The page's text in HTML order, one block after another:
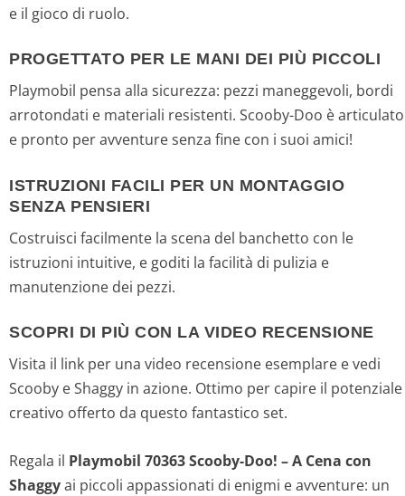
e il gioco di ruolo.
PROGETTATO PER LE MANI DEI PIÙ PICCOLI
Playmobil pensa alla sicurezza: pezzi maneggevoli, bordi
arrotondati e materiali resistenti. Scooby-Doo è articulato
e pronto per avventure senza fine con i suoi amici!
ISTRUZIONI FACILI PER UN MONTAGGIO
SENZA PENSIERI
Costruisci facilmente la scena del banchetto con le
istruzioni intuitive, e goditi la facilità di pulizia e
manutenzione dei pezzi.
SCOPRI DI PIÙ CON LA VIDEO RECENSIONE
Visita il link per una video recensione esemplare e vedi
Scooby e Shaggy in azione. Ottimo per capire il potenziale
creativo offerto da questo fantastico set.
Regala il Playmobil 70363 Scooby-Doo! – A Cena con
Shaggyai piccoli appassionati di enigmi e avventure: un